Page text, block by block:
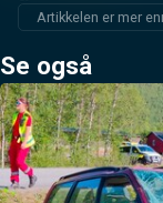
Artikkelen er mer
Se også